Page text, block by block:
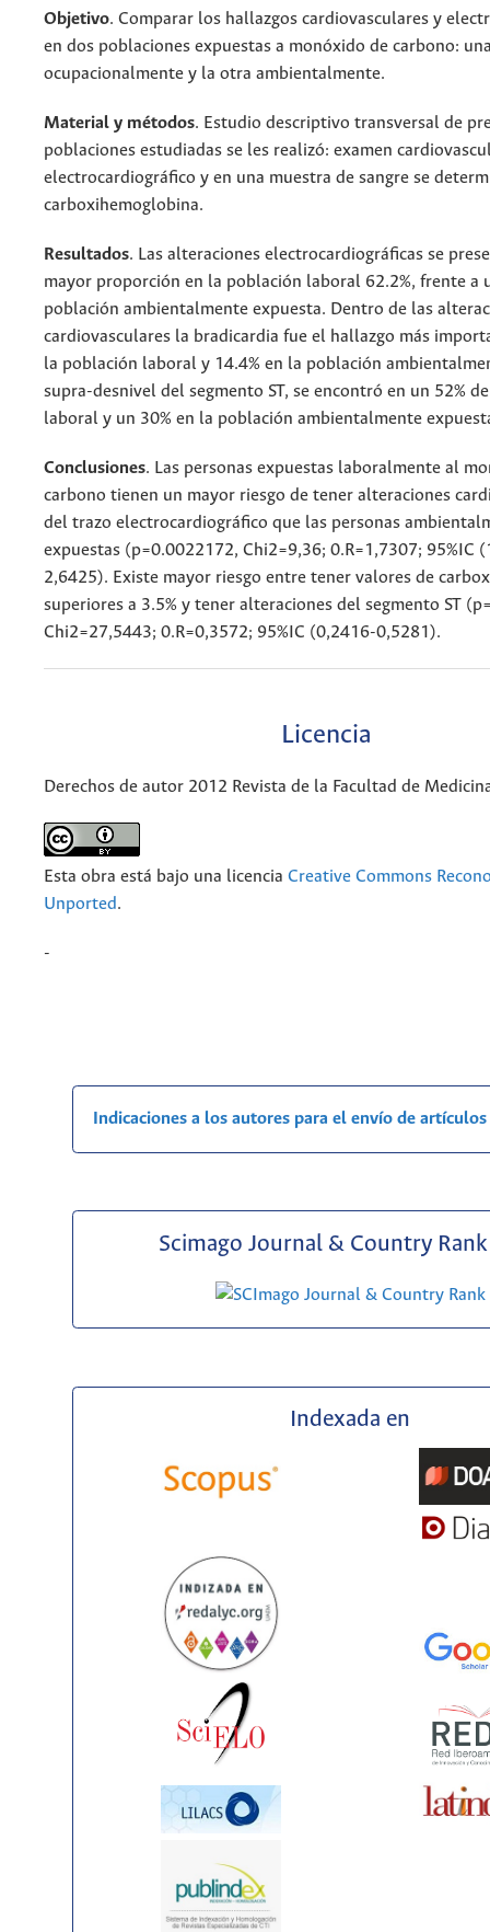
Objetivo. Comparar los hallazgos cardiovasculares y
en dos poblaciones expuestas a monóxido de carbono:
ocupacionalmente y la otra ambientalmente.
Material y métodos. Estudio descriptivo transversal de
poblaciones estudiadas se les realizó: examen
electrocardiográfico y en una muestra de sangre se
carboxihemoglobina.
Resultados. Las alteraciones electrocardiográficas se
mayor proporción en la población laboral 62.2%, frente a
población ambientalmente expuesta. Dentro de las
cardiovasculares la bradicardia fue el hallazgo más
la población laboral y 14.4% en la población
supra-desnivel del segmento ST, se encontró en un 52%
laboral y un 30% en la población ambientalmente
Conclusiones. Las personas expuestas laboralmente al
carbono tienen un mayor riesgo de tener alteraciones
del trazo electrocardiográfico que las personas
expuestas (p=0.0022172, Chi2=9,36; 0.R=1,7307; 95%IC
2,6425). Existe mayor riesgo entre tener valores de
superiores a 3.5% y tener alteraciones del segmento ST
Chi2=27,5443; 0.R=0,3572; 95%IC (0,2416-0,5281).
Licencia
Derechos de autor 2012 Revista de la Facultad de
Esta obra está bajo una licencia Creative Commons
Unported.
-
Indicaciones a los autores para el envío de artículos
Scimago Journal & Country Rank
Indexada en